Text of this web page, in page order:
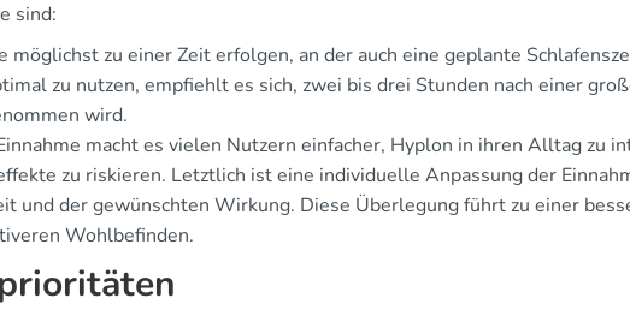
sind:
möglichst zu einer Zeit erfolgen, an der auch eine geplante
zu nutzen, empfiehlt es sich, zwei bis drei Stunden nach einer
wird.
macht es vielen Nutzern einfacher, Hyplon in ihren Alltag zu
zu riskieren. Letztlich ist eine individuelle Anpassung der
und der gewünschten Wirkung. Diese Überlegung führt zu einer
Wohlbefinden.